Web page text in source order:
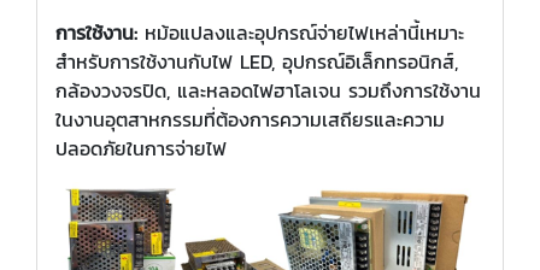
การใช้งาน: หม้อแปลงและอุปกรณ์จ่ายไฟเหล่านี้เหมาะ
สำหรับการใช้งานกับไฟ LED, อุปกรณ์อิเล็กทรอนิกส์,
กล้องวงจรปิด, และหลอดไฟฮาโลเจน รวมถึงการใช้งาน
ในงานอุตสาหกรรมที่ต้องการความเสถียรและความ
ปลอดภัยในการจ่ายไฟ